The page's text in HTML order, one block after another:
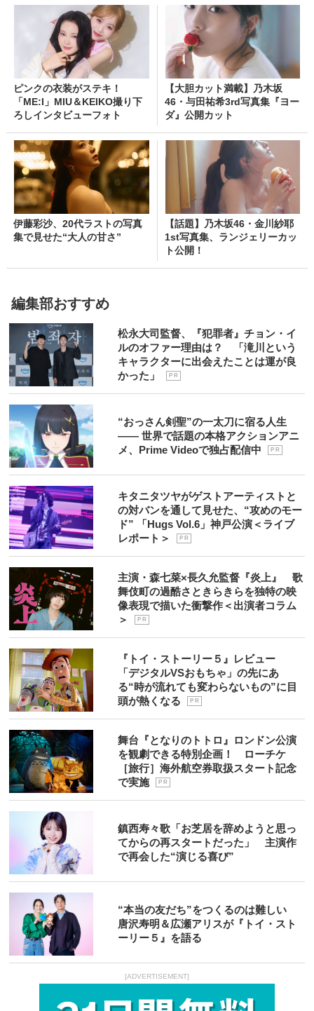
ピンクの衣装がステキ！
「ME:I」MIU＆KEIKO撮り下
ろしインタビューフォト
【大胆カット満載】乃木坂
46・与田祐希3rd写真集『ヨー
ダ』公開カット
伊藤彩沙、20代ラストの写真
集で見せた“大人の甘さ”
【話題】乃木坂46・金川紗耶
1st写真集、ランジェリーカッ
ト公開！
編集部おすすめ
松永大司監督、『犯罪者』チョン・イ
ルのオファー理由は？ 「滝川という
キャラクターに出会えたことは運が良
かった」
P R
“おっさん剣聖”の一太刀に宿る人生
―― 世界で話題の本格アクションアニ
メ、Prime Videoで独占配信中
P R
キタニタツヤがゲストアーティストと
の対バンを通して見せた、“攻めのモー
ド” 「Hugs Vol.6」神戸公演＜ライブ
レポート＞
P R
主演・森七菜×長久允監督『炎上』 歌
舞伎町の過酷さときらきらを独特の映
像表現で描いた衝撃作＜出演者コラム
＞
P R
『トイ・ストーリー５』レビュー
「デジタルVSおもちゃ」の先にあ
る“時が流れても変わらないもの”に目
頭が熱くなる
P R
舞台『となりのトトロ』ロンドン公演
を観劇できる特別企画！ ローチケ
［旅行］海外航空券取扱スタート記念
で実施
P R
鎮西寿々歌「お芝居を辞めようと思っ
てからの再スタートだった」 主演作
で再会した“演じる喜び”
“本当の友だち”をつくるのは難しい
唐沢寿明＆広瀬アリスが『トイ・スト
ーリー５』を語る
[ADVERTISEMENT]